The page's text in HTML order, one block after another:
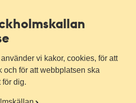
vi kakor, cookies, för att
och för att webbplatsen ska
för dig.